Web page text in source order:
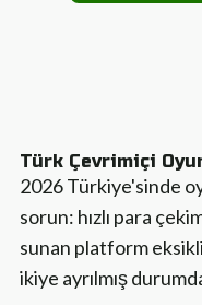
Türk Çevrimiçi
2026 Türkiye'sinde
sorun: hızlı para
sunan platform
ikiye ayrılmış